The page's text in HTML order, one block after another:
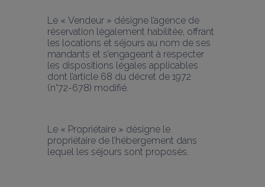
Le « Vendeur » désigne l’agence de
réservation légalement habilitée, offrant
les locations et séjours au nom de ses
mandants et s’engageant à respecter
les dispositions légales applicables
dont l’article 68 du décret de 1972
(n°72-678) modifié.
Le « Propriétaire » désigne le
propriétaire de l’hébergement dans
lequel les séjours sont proposés.